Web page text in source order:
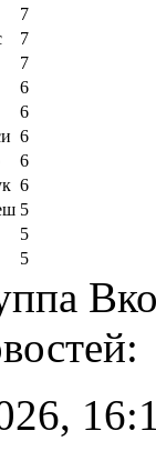
7
7
7
6
6
6
6
6
5
5
5